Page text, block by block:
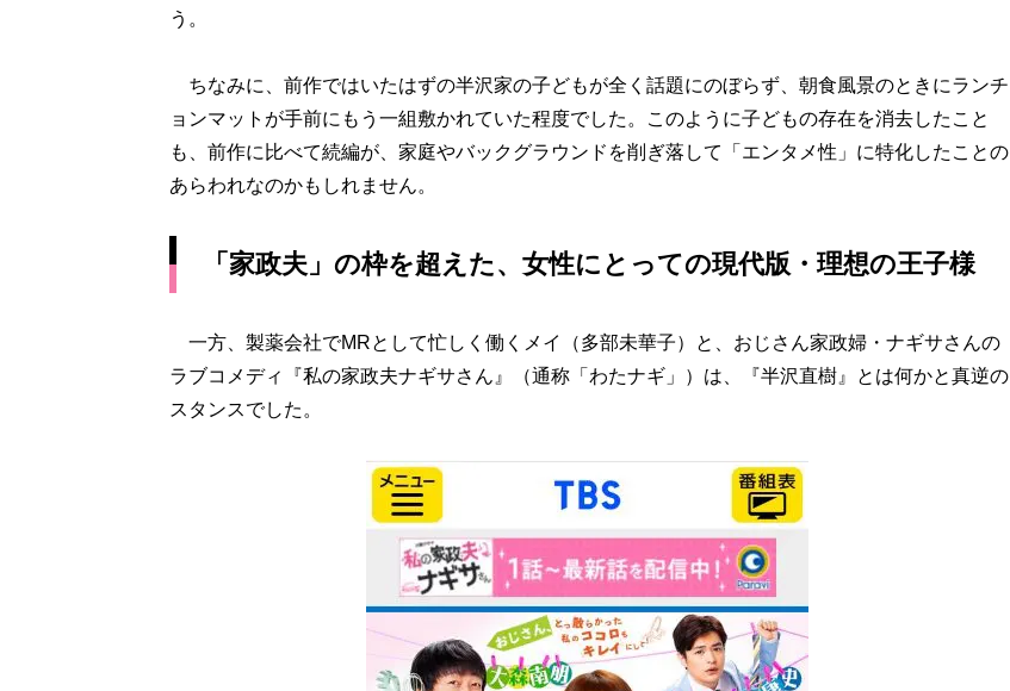
う。
ちなみに、前作ではいたはずの半沢家の子どもが全く話題にのぼらず、朝食風景のときにランチ
ョンマットが手前にもう一組敷かれていた程度でした。このように子どもの存在を消去したこと
も、前作に比べて続編が、家庭やバックグラウンドを削ぎ落して「エンタメ性」に特化したことの
あらわれなのかもしれません。
「家政夫」の枠を超えた、女性にとっての現代版・理想の王子様
一方、製薬会社でMRとして忙しく働くメイ（多部未華子）と、おじさん家政婦・ナギサさんの
ラブコメディ『私の家政夫ナギサさん』（通称「わたナギ」）は、『半沢直樹』とは何かと真逆の
スタンスでした。